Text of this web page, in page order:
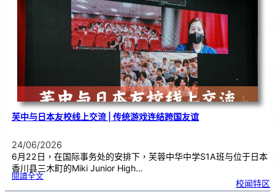
芙中与日本友校线上交流 | 传统游戏连结跨国友谊
24/06/2026
6月22日，在国际事务处的安排下，芙蓉中华中学S1A班与位于日本
香川县三木町的Miki Junior High…
閱讀全文:芙 校闻特区